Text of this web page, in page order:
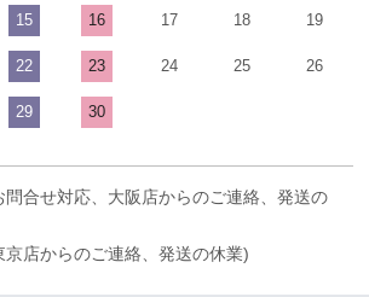
15 16 17 18 19
22 23 24 25 26
29 30
問合せ対応、大阪店からのご連絡、発送の
京店からのご連絡、発送の休業)